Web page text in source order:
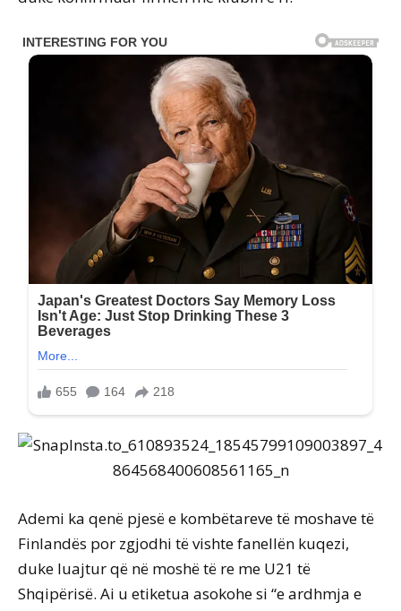
Ademi ka qenë pjesë e kombëtareve të moshave të
Finlandës por zgjodhi të vishte fanellën kuqezi,
duke luajtur që në moshë të re me U21 të
Shqipërisë. Ai u etiketua asokohe si “e ardhmja e